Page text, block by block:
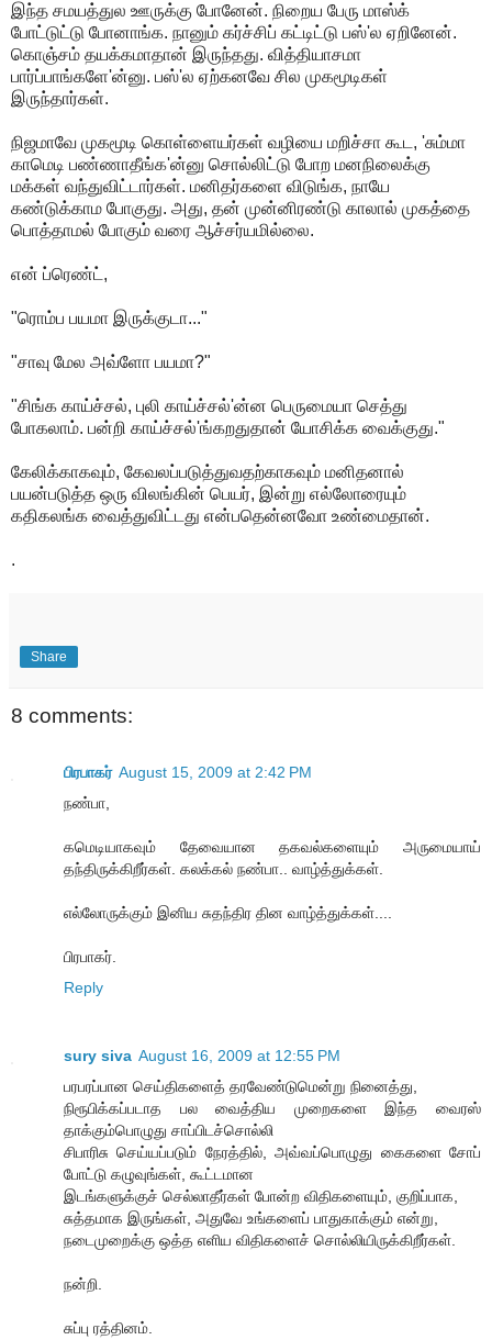
இந்த சமயத்துல ஊருக்கு போனேன். நிறைய பேரு மாஸ்க்
போட்டுட்டு போனாங்க. நானும் கர்ச்சிப் கட்டிட்டு பஸ்'ல ஏறினேன்.
கொஞ்சம் தயக்கமாதான் இருந்தது. வித்தியாசமா
பார்ப்பாங்களே'ன்னு. பஸ்'ல ஏற்கனவே சில முகமூடிகள்
இருந்தார்கள்.
நிஜமாவே முகமூடி கொள்ளையர்கள் வழியை மறிச்சா கூட, 'சும்மா
காமெடி பண்ணாதீங்க'ன்னு சொல்லிட்டு போற மனநிலைக்கு
மக்கள் வந்துவிட்டார்கள். மனிதர்களை விடுங்க, நாயே
கண்டுக்காம போகுது. அது, தன் முன்னிரண்டு காலால் முகத்தை
பொத்தாமல் போகும் வரை ஆச்சர்யமில்லை.
என் ப்ரெண்ட்,
"ரொம்ப பயமா இருக்குடா..."
"சாவு மேல அவ்ளோ பயமா?"
"சிங்க காய்ச்சல், புலி காய்ச்சல்'ன்ன பெருமையா செத்து
போகலாம். பன்றி காய்ச்சல்'ங்கறதுதான் யோசிக்க வைக்குது."
கேலிக்காகவும், கேவலப்படுத்துவதற்காகவும் மனிதனால்
பயன்படுத்த ஒரு விலங்கின் பெயர், இன்று எல்லோரையும்
கதிகலங்க வைத்துவிட்டது என்பதென்னவோ உண்மைதான்.
.
Share
8 comments:
பிரபாகர் August 15, 2009 at 2:42 PM
நண்பா,
கமெடியாகவும் தேவையான தகவல்களையும் அருமையாய்
தந்திருக்கிறீர்கள். கலக்கல் நண்பா.. வாழ்த்துக்கள்.
எல்லோருக்கும் இனிய சுதந்திர தின வாழ்த்துக்கள்....
பிரபாகர்.
Reply
sury siva August 16, 2009 at 12:55 PM
பரபரப்பான செய்திகளைத் தரவேண்டுமென்று நினைத்து,
நிரூபிக்கப்படாத பல வைத்திய முறைகளை இந்த வைரஸ்
தாக்கும்பொழுது சாப்பிடச்சொல்லி
சிபாரிசு செய்யப்படும் நேரத்தில், அவ்வப்பொழுது கைகளை சோப்
போட்டு கழுவுங்கள், கூட்டமான
இடங்களுக்குச் செல்லாதீர்கள் போன்ற விதிகளையும், குறிப்பாக,
சுத்தமாக இருங்கள், அதுவே உங்களைப் பாதுகாக்கும் என்று,
நடைமுறைக்கு ஒத்த எளிய விதிகளைச் சொல்லியிருக்கிறீர்கள்.
நன்றி.
சுப்பு ரத்தினம்.